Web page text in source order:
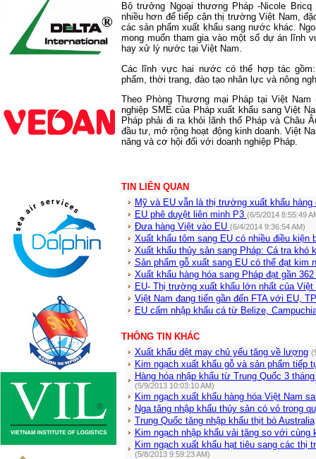
Bộ trưởng Ngoại thương Pháp -Nicole
nhiều hơn để tiếp cận thị trường Việt Nam,
các sản phẩm xuất khẩu sang nước khác.
mong muốn tham gia vào một số dự án lĩnh
hay xử lý nước tại Việt Nam.
Các lĩnh vực hai nước có thể hợp tác
phẩm, thời trang, đào tạo nhân lực và nông
Theo Phòng Thương mại Pháp tại Việt Nam
nghiệp SME của Pháp xuất khẩu sang Việt
Pháp phải đi ra khỏi lãnh thổ Pháp và Châu
đầu tư, mở rộng hoạt động kinh doanh. Việt
năng và cơ hội đối với doanh nghiệp Pháp.
TIN LIÊN QUAN
Mỹ và EU vẫn là thị trường xuất khẩu
EU phê duyệt liên minh P3 (6/5/2014 8:55:49
Đưa hàng Việt vào EU (6/4/2014 9:36:54 AM)
Xuất khẩu tôm sang EU có nhiều điều kiện
Xuất khẩu thủy sản sang Pháp: Cá tra khó
Sản phẩm gỗ xuất sang EU có thể đạt kim
Xuất khẩu hàng hóa sang Pháp đạt gần
EU- Thị trường xuất khẩu lớn nhất của
Việt Nam đang tiến gần đến FTA với EU,
EU cấm nhập khẩu cá từ Belize,
THÔNG TIN KHÁC
Xuất khẩu dệt may chủ yếu tăng về lượng
Kim ngạch xuất khẩu gỗ và sản phẩm tiếp
Hàng hóa nhập khẩu từ Trung Quốc 3
(5/9/2013 10:03:10 AM)
Kim ngạch xuất khẩu hàng hóa Việt Nam
Nga tăng nhập khẩu thủy sản có vỏ trong
Trung Quốc tăng nhập khẩu thịt bò Australia
Kim ngạch nhập khẩu vải tăng so với cùng
Kim ngạch xuất khẩu hạt tiêu sang các thị
(5/8/2013 9:59:23 AM)